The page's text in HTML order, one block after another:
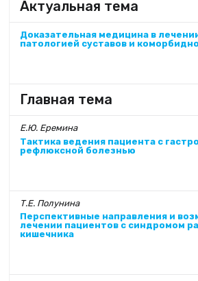
Актуальная тема
Доказательная медицина в
патологией суставов и
Главная тема
Е.Ю. Еремина
Тактика ведения пациента с
рефлюксной болезнью
Т.Е. Полунина
Перспективные направления и
лечении пациентов с синдромом
кишечника